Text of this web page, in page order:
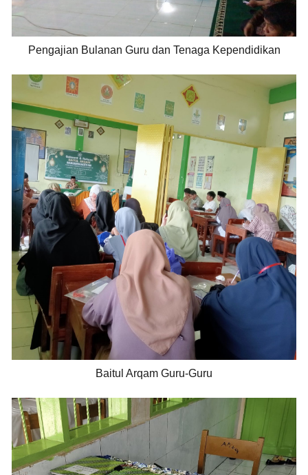
Pengajian Bulanan Guru dan Tenaga Kependidikan
Baitul Arqam Guru-Guru